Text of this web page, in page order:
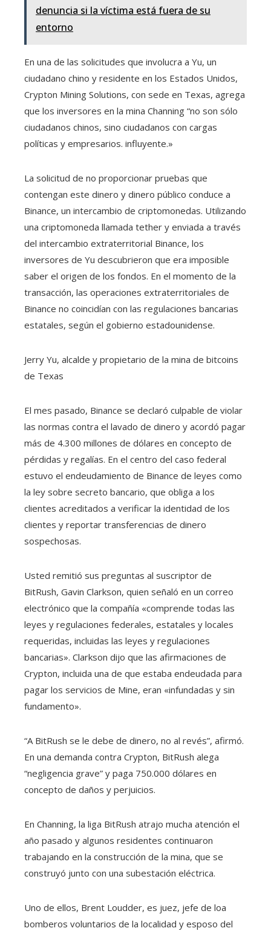
denuncia si la víctima está fuera de su
entorno
En una de las solicitudes que involucra a Yu, un
ciudadano chino y residente en los Estados Unidos,
Crypton Mining Solutions, con sede en Texas, agrega
que los inversores en la mina Channing “no son sólo
ciudadanos chinos, sino ciudadanos con cargas
políticas y empresarios. influyente.»
La solicitud de no proporcionar pruebas que
contengan este dinero y dinero público conduce a
Binance, un intercambio de criptomonedas. Utilizando
una criptomoneda llamada tether y enviada a través
del intercambio extraterritorial Binance, los
inversores de Yu descubrieron que era imposible
saber el origen de los fondos. En el momento de la
transacción, las operaciones extraterritoriales de
Binance no coincidían con las regulaciones bancarias
estatales, según el gobierno estadounidense.
Jerry Yu, alcalde y propietario de la mina de bitcoins
de Texas
El mes pasado, Binance se declaró culpable de violar
las normas contra el lavado de dinero y acordó pagar
más de 4.300 millones de dólares en concepto de
pérdidas y regalías. En el centro del caso federal
estuvo el endeudamiento de Binance de leyes como
la ley sobre secreto bancario, que obliga a los
clientes acreditados a verificar la identidad de los
clientes y reportar transferencias de dinero
sospechosas.
Usted remitió sus preguntas al suscriptor de
BitRush, Gavin Clarkson, quien señaló en un correo
electrónico que la compañía «comprende todas las
leyes y regulaciones federales, estatales y locales
requeridas, incluidas las leyes y regulaciones
bancarias». Clarkson dijo que las afirmaciones de
Crypton, incluida una de que estaba endeudada para
pagar los servicios de Mine, eran «infundadas y sin
fundamento».
“A BitRush se le debe de dinero, no al revés”, afirmó.
En una demanda contra Crypton, BitRush alega
“negligencia grave” y paga 750.000 dólares en
concepto de daños y perjuicios.
En Channing, la liga BitRush atrajo mucha atención el
año pasado y algunos residentes continuaron
trabajando en la construcción de la mina, que se
construyó junto con una subestación eléctrica.
Uno de ellos, Brent Loudder, es juez, jefe de loa
bomberos voluntarios de la localidad y esposo del